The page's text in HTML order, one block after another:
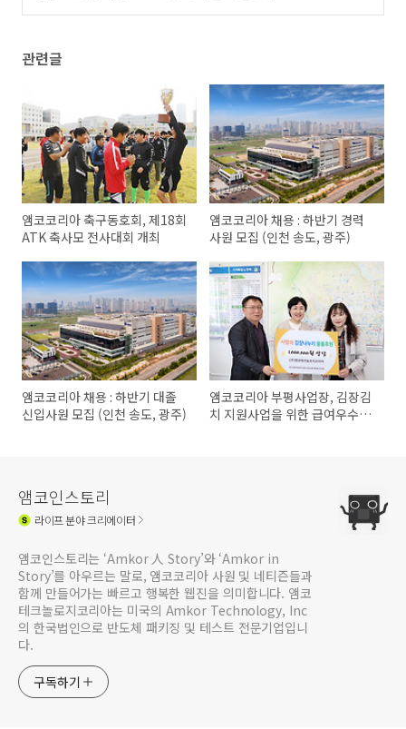
관련글
앰코코리아 축구동호회, 제18회
ATK 축사모 전사대회 개최
앰코코리아 채용 : 하반기 경력
사원 모집 (인천 송도, 광주)
앰코코리아 채용 : 하반기 대졸
신입사원 모집 (인천 송도, 광주)
앰코코리아 부평사업장, 김장김
치 지원사업을 위한 급여우수리
앰코인스토리
라이프분야 크리에이터
앰코인스토리는 ‘Amkor 人 Story’와 ‘Amkor in
Story’를 아우르는 말로, 앰코코리아 사원 및 네티즌들과
함께 만들어가는 빠르고 행복한 웹진을 의미합니다. 앰코
테크놀로지코리아는 미국의 Amkor Technology, Inc
의 한국법인으로 반도체 패키징 및 테스트 전문기업입니
다.
구독하기